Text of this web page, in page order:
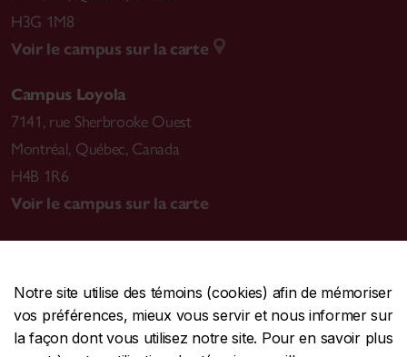
Notre site utilise des témoins (cookies) afin de mémoriser
vos préférences, mieux vous servir et nous informer sur
la façon dont vous utilisez notre site. Pour en savoir plus
H3G 1M8
Voir le campus sur la carte
Campus Loyola
7141, rue Sherbrooke Ouest
Montréal, Québec, Canada
H4B 1R6
Voir le campus sur la carte
CENTRALE514-848-2424
URGENCE514-848-3717